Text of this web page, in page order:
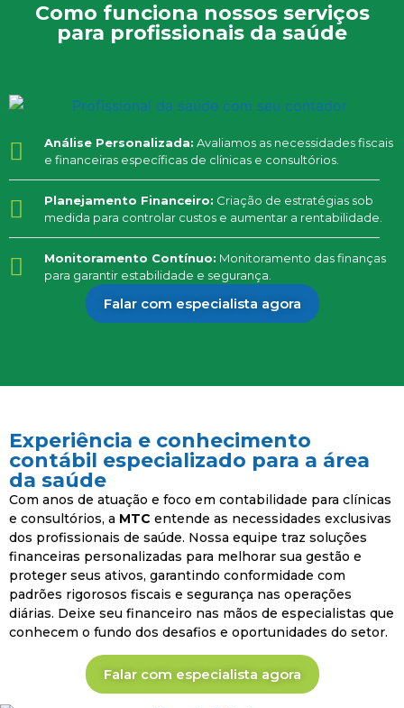
Como funciona nossos serviços
para profissionais da saúde
Análise Personalizada: Avaliamos as necessidades fiscais
e financeiras específicas de clínicas e consultórios.
Planejamento Financeiro: Criação de estratégias sob
medida para controlar custos e aumentar a rentabilidade.
Monitoramento Contínuo: Monitoramento das finanças
para garantir estabilidade e segurança.
Falar com especialista agora
Experiência e conhecimento
contábil especializado para a área
da saúde
Com anos de atuação e foco em contabilidade para clínicas
e consultórios, a MTC entende as necessidades exclusivas
dos profissionais de saúde. Nossa equipe traz soluções
financeiras personalizadas para melhorar sua gestão e
proteger seus ativos, garantindo conformidade com
padrões rigorosos fiscais e segurança nas operações
diárias. Deixe seu financeiro nas mãos de especialistas que
conhecem o fundo dos desafios e oportunidades do setor.
Falar com especialista agora